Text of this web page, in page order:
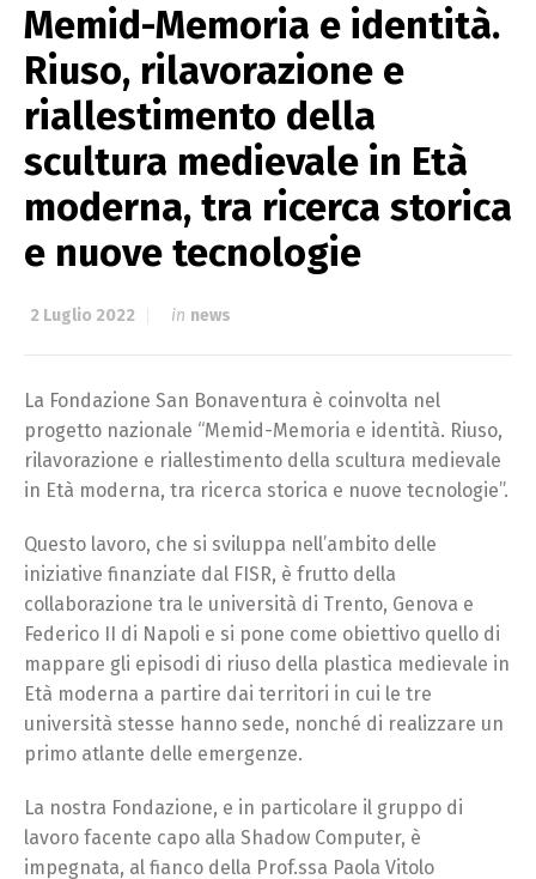
Memid-Memoria e identità.
Riuso, rilavorazione e
riallestimento della
scultura medievale in Età
moderna, tra ricerca storica
e nuove tecnologie
2 Luglio 2022 in news
La Fondazione San Bonaventura è coinvolta nel
progetto nazionale “Memid-Memoria e identità. Riuso,
rilavorazione e riallestimento della scultura medievale
in Età moderna, tra ricerca storica e nuove tecnologie”.
Questo lavoro, che si sviluppa nell’ambito delle
iniziative finanziate dal FISR, è frutto della
collaborazione tra le università di Trento, Genova e
Federico II di Napoli e si pone come obiettivo quello di
mappare gli episodi di riuso della plastica medievale in
Età moderna a partire dai territori in cui le tre
università stesse hanno sede, nonché di realizzare un
primo atlante delle emergenze.
La nostra Fondazione, e in particolare il gruppo di
lavoro facente capo alla Shadow Computer, è
impegnata, al fianco della Prof.ssa Paola Vitolo